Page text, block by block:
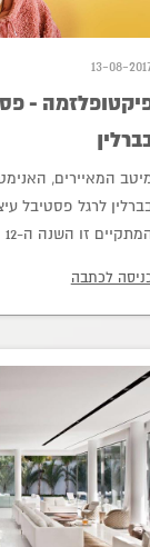
13-08-
-
המאיירים,
לרגל פסטיבל
זו השנה ה-12
לכתבה